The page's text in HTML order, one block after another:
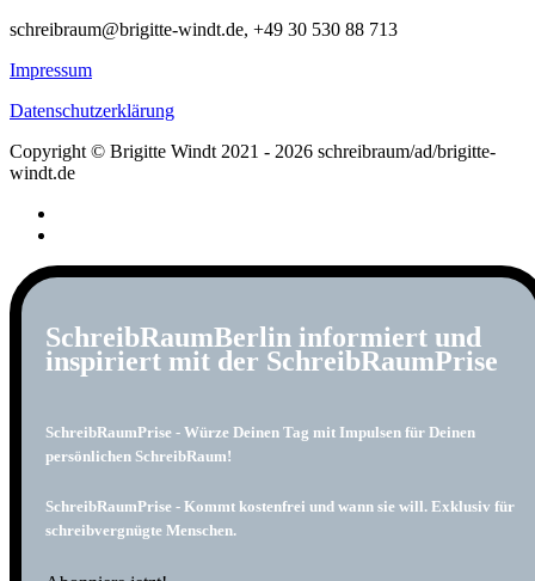
schreibraum@brigitte-windt.de, +49 30 530 88 713
Impressum
Datenschutzerklärung
Copyright © Brigitte Windt 2021 - 2026 schreibraum/ad/brigitte-
windt.de
SchreibRaumBerlin informiert und
inspiriert mit der SchreibRaumPrise
SchreibRaumPrise - Würze Deinen Tag mit Impulsen für Deinen
persönlichen SchreibRaum!
SchreibRaumPrise - Kommt kostenfrei und wann sie will. Exklusiv für
schreibvergnügte Menschen.